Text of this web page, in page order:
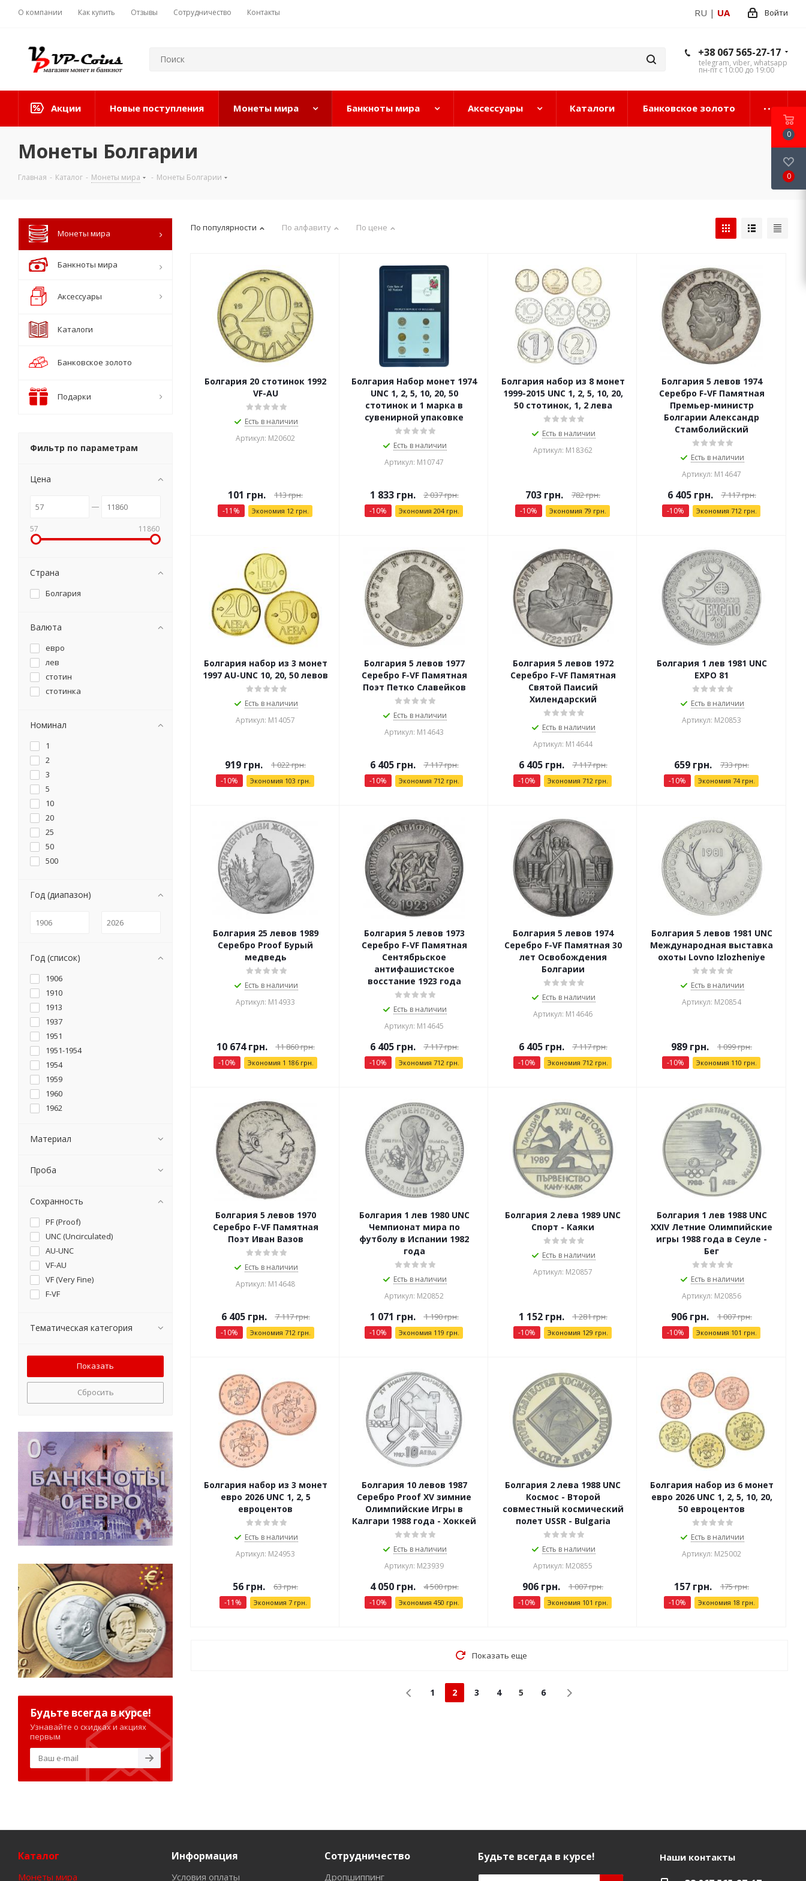
О компании Как купить Отзывы Сотрудничество Контакты Войти
RU | UA
+38 067 565-27-17
telegram, viber, whatsapp
пн-пт с 10:00 до 19:00
Акции Новые поступления Монеты мира Банкноты мира Аксессуары Каталоги Банковское золото
Монеты Болгарии
Главная - Каталог - Монеты мира - Монеты Болгарии
По популярности По алфавиту По цене
Болгария 20 стотинок 1992
VF-AU
Есть в наличии
Артикул: М20602
101 грн. 113грн.
-11 % Экономия 12 грн.
Болгария Набор монет 1974
UNC 1, 2, 5, 10, 20, 50
стотинок и 1 марка в
сувенирной упаковке
Есть в наличии
Артикул: М10747
1 833грн. 2 037грн.
-10% Экономия 204грн.
Болгария набор из 8 монет
1999-2015 UNC 1, 2, 5, 10, 20,
50 стотинок, 1, 2 лева
Есть в наличии
Артикул: М18362
703 грн. 782грн.
-10% Экономия 79 грн.
Болгария 5 левов 1974
Серебро F-VF Памятная
Премьер-министр
Болгарии Александр
Стамболийский
Есть в наличии
Артикул: М14647
6 405грн. 7 117грн.
-10% Экономия 712 грн.
Болгария набор из 3 монет
1997 AU-UNC 10, 20, 50 левов
Есть в наличии
Артикул: М14057
919 грн. 1 022грн.
-10% Экономия 103 грн.
Болгария 5 левов 1977
Серебро F-VF Памятная
Поэт Петко Славейков
Есть в наличии
Артикул: М14643
6 405грн. 7 117грн.
-10% Экономия 712 грн.
Болгария 5 левов 1972
Серебро F-VF Памятная
Святой Паисий
Хилендарский
Есть в наличии
Артикул: М14644
6 405грн. 7 117грн.
-10% Экономия 712 грн.
Болгария 1 лев 1981 UNC
EXPO 81
Есть в наличии
Артикул: М20853
659 грн. 733грн.
-10% Экономия 74грн.
Болгария 25 левов 1989
Серебро Proof Бурый
медведь
Есть в наличии
Артикул: М14933
10 674грн. 11 860грн.
-10% Экономия 1 186грн.
Болгария 5 левов 1973
Серебро F-VF Памятная
Сентябрьское
антифашистское
восстание 1923 года
Есть в наличии
Артикул: М14645
6 405грн. 7 117грн.
-10% Экономия 712 грн.
Болгария 5 левов 1974
Серебро F-VF Памятная 30
лет Освобождения
Болгарии
Есть в наличии
Артикул: М14646
6 405грн. 7 117грн.
-10% Экономия 712 грн.
Болгария 5 левов 1981 UNC
Международная выставка
охоты Lovno Izlozheniye
Есть в наличии
Артикул: М20854
989 грн. 1 099грн.
-10% Экономия 110 грн.
Болгария 5 левов 1970
Серебро F-VF Памятная
Поэт Иван Вазов
Есть в наличии
Артикул: М14648
6 405грн. 7 117грн.
-10% Экономия 712 грн.
Болгария 1 лев 1980 UNC
Чемпионат мира по
футболу в Испании 1982
года
Есть в наличии
Артикул: М20852
1 071 грн. 1 190грн.
-10% Экономия 119 грн.
Болгария 2 лева 1989 UNC
Спорт - Каяки
Есть в наличии
Артикул: М20857
1 152грн. 1 281грн.
-10% Экономия 129 грн.
Болгария 1 лев 1988 UNC
XXIV Летние Олимпийские
игры 1988 года в Сеуле -
Бег
Есть в наличии
Артикул: М20856
906 грн. 1 007грн.
-10% Экономия 101 грн.
Болгария набор из 3 монет
евро 2026 UNC 1, 2, 5
евроцентов
Есть в наличии
Артикул: М24953
56 грн. 63грн.
-11 % Экономия 7 грн.
Болгария 10 левов 1987
Серебро Proof XV зимние
Олимпийские Игры в
Калгари 1988 года - Хоккей
Есть в наличии
Артикул: М23939
4 050грн. 4 500грн.
-10% Экономия 450 грн.
Болгария 2 лева 1988 UNC
Космос - Второй
совместный космический
полет USSR - Bulgaria
Есть в наличии
Артикул: М20855
906 грн. 1 007грн.
-10% Экономия 101 грн.
Болгария набор из 6 монет
евро 2026 UNC 1, 2, 5, 10, 20,
50 евроцентов
Есть в наличии
Артикул: М25002
157 грн. 175грн.
-10% Экономия 18 грн.
Показать еще
1 2 3 4 5 6
Монеты мира
Банкноты мира
Аксессуары
Каталоги
Банковское золото
Подарки
Фильтр по параметрам
Цена
57 11860
Страна
Болгария
Валюта
евро
лев
стотин
стотинка
Номинал
1
2
3
5
10
20
25
50
500
Год (диапазон)
Год (список)
1906
1910
1913
1937
1951
1951-1954
1954
1959
1960
1962
1970
1973
1977
1980
1981
1982
1987
1988
1989
1994
1999-2002
2000
2005
2007
2010
2015
2026
наборы
Материал
Проба
Сохранность
PF (Proof)
UNC (Uncirculated)
AU-UNC
VF-AU
VF (Very Fine)
F-VF
Тематическая категория
Сбросить
Будьте всегда в курсе!
Узнавайте о скидках и акциях
первым
Каталог
Монеты мира
Информация
Условия оплаты
Сотрудничество
Дропшиппинг
Будьте всегда в курсе! Наши контакты
0
0